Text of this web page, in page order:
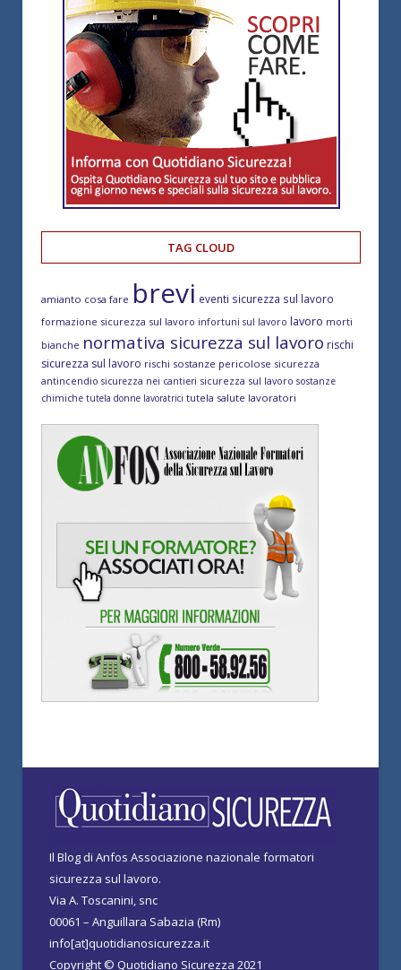
TAG CLOUD
amianto cosa fare brevi eventi sicurezza sul lavoro
formazione sicurezza sul lavoro infortuni sul lavoro lavoro morti
bianche normativa sicurezza sul lavoro rischi
sicurezza sul lavoro rischi sostanze pericolose sicurezza
antincendio sicurezza nei cantieri sicurezza sul lavoro sostanze
chimiche tutela donne lavoratrici tutela salute lavoratori
Il Blog di Anfos Associazione nazionale formatori
sicurezza sul lavoro.
Via A. Toscanini, snc
00061 – Anguillara Sabazia (Rm)
info[at]quotidianosicurezza.it
Copyright © Quotidiano Sicurezza 2021